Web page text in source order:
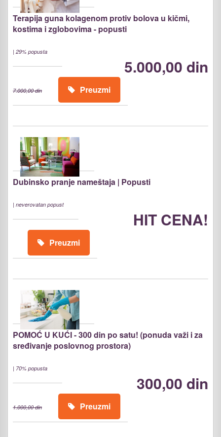
Terapija guna kolagenom protiv bolova u kičmi,
kostima i zglobovima - popusti
| 29% popusta
5.000,00 din
7.000,00 din Preuzmi
Dubinsko pranje nameštaja | Popusti
| neverovatan popust
HIT CENA!
Preuzmi
POMOĆ U KUĆI - 300 din po satu! (ponuda važi i za
sređivanje poslovnog prostora)
| 70% popusta
300,00 din
1.000,00 din Preuzmi